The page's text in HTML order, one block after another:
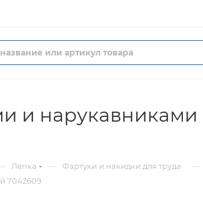
и нарукавниками
Лепка — Фартуки и накидки для труда —
7042609